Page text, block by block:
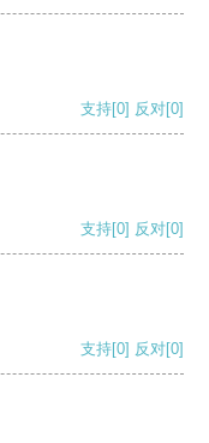
支持[0] 反对[0]
支持[0] 反对[0]
支持[0] 反对[0]